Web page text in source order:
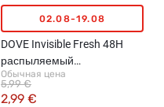
02.08-19.08
DOVE Invisible Fresh 48H
распыляемый
антиперспирант, 200мл
Обычная цена
2,99 €
5,99 €